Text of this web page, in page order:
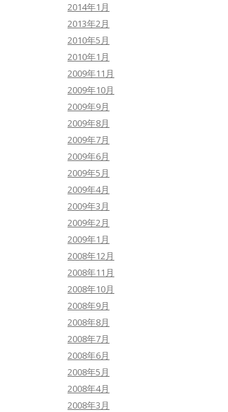
2014年1月
2013年2月
2010年5月
2010年1月
2009年11月
2009年10月
2009年9月
2009年8月
2009年7月
2009年6月
2009年5月
2009年4月
2009年3月
2009年2月
2009年1月
2008年12月
2008年11月
2008年10月
2008年9月
2008年8月
2008年7月
2008年6月
2008年5月
2008年4月
2008年3月